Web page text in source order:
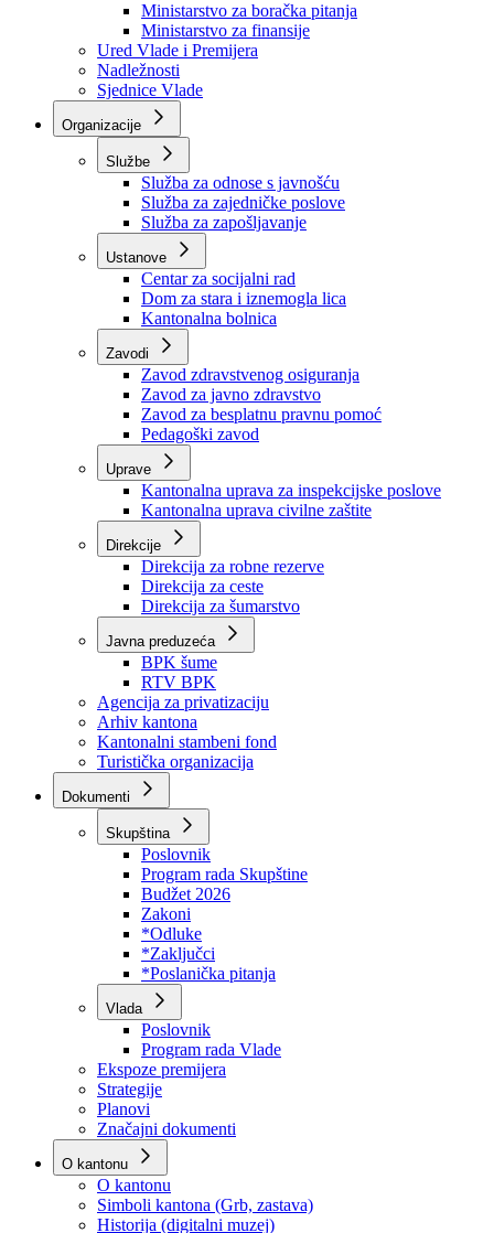
zaštitu okoline
Ministarstvo za obrazovanje, mlade, nauku,
i sport
Ministarstvo za boračka pitanja
Ministarstvo za finansije
Ured Vlade i Premijera
Nadležnosti
Sjednice Vlade
Organizacije
Službe
Služba za odnose s javnošću
Služba za zajedničke poslove
Služba za zapošljavanje
Ustanove
Centar za socijalni rad
Dom za stara i iznemogla lica
Kantonalna bolnica
Zavodi
Zavod zdravstvenog osiguranja
Zavod za javno zdravstvo
Zavod za besplatnu pravnu pomoć
Pedagoški zavod
Kantonalna uprava za inspekcijske poslove
Kantonalna uprava civilne zaštite
Direkcije
Direkcija za robne rezerve
Direkcija za ceste
Direkcija za šumarstvo
Javna preduzeća
BPK šume
RTV BPK
Agencija za privatizaciju
Arhiv kantona
Kantonalni stambeni fond
Turistička organizacija
Dokumenti
Skupština
Poslovnik
Program rada Skupštine
Budžet 2026
Zakoni
*Odluke
*Zaključci
*Poslanička pitanja
Vlada
Poslovnik
Program rada Vlade
Ekspoze premijera
Strategije
Planovi
Značajni dokumenti
O kantonu